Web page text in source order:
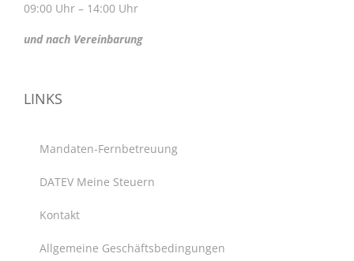
09:00 Uhr – 14:00 Uhr
und nach Vereinbarung
LINKS
Mandaten-Fernbetreuung
DATEV Meine Steuern
Kontakt
Allgemeine Geschäftsbedingungen